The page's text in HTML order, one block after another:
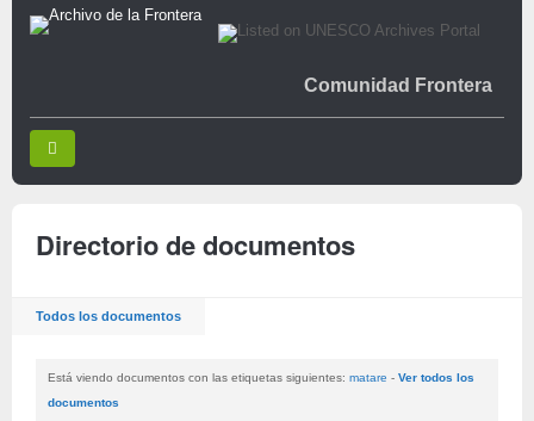
Comunidad Frontera
Directorio de documentos
Todos los documentos
Está viendo documentos con las etiquetas siguientes: matare - Ver todos los
documentos